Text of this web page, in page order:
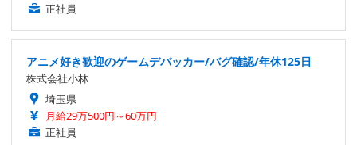
正社員
アニメ好き歓迎のゲームデバッカー/バグ確認/年休125日
株式会社小林
埼玉県
月給29万500円～60万円
正社員